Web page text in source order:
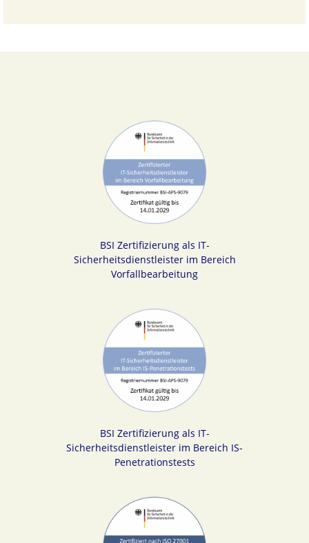
BSI Zertifizierung als IT-
Sicherheitsdienstleister im Bereich
Vorfallbearbeitung
BSI Zertifizierung als IT-
Sicherheitsdienstleister im Bereich IS-
Penetrationstests